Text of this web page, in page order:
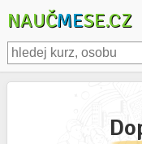
NAUČMESE.CZ